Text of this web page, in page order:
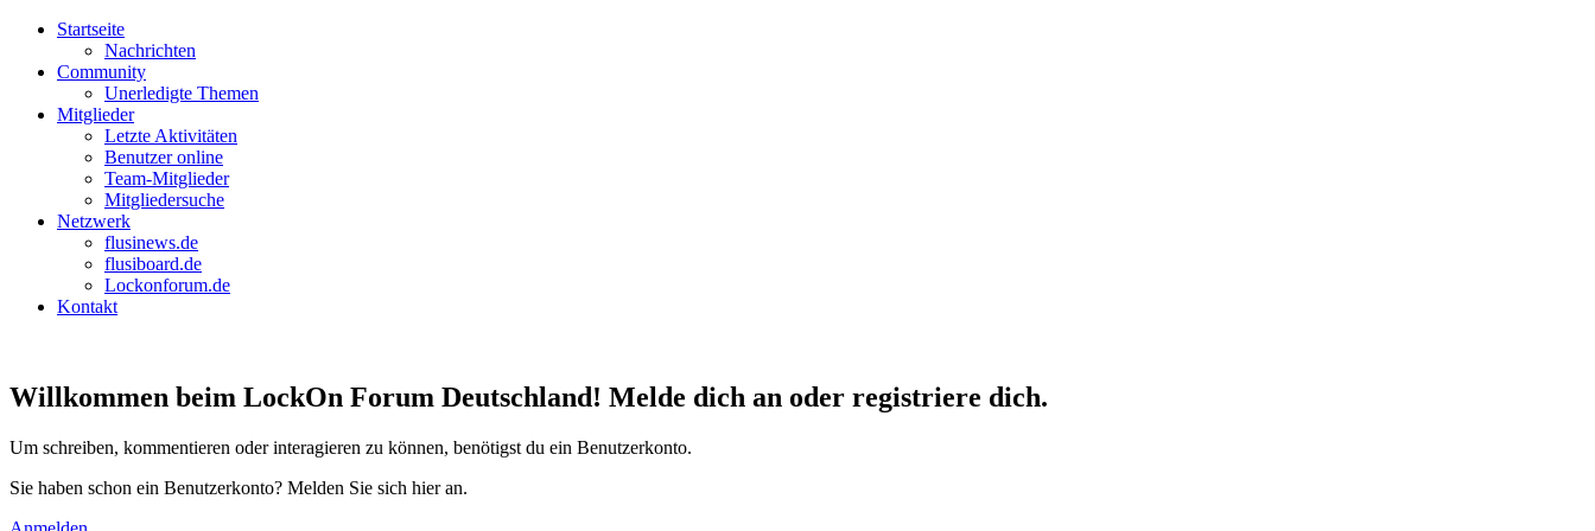
Startseite
Nachrichten
Community
Unerledigte Themen
Mitglieder
Letzte Aktivitäten
Benutzer online
Team-Mitglieder
Mitgliedersuche
Netzwerk
flusinews.de
flusiboard.de
Lockonforum.de
Kontakt
Willkommen beim LockOn Forum Deutschland! Melde dich an oder registriere dich.
Um schreiben, kommentieren oder interagieren zu können, benötigst du ein Benutzerkonto.
Sie haben schon ein Benutzerkonto? Melden Sie sich hier an.